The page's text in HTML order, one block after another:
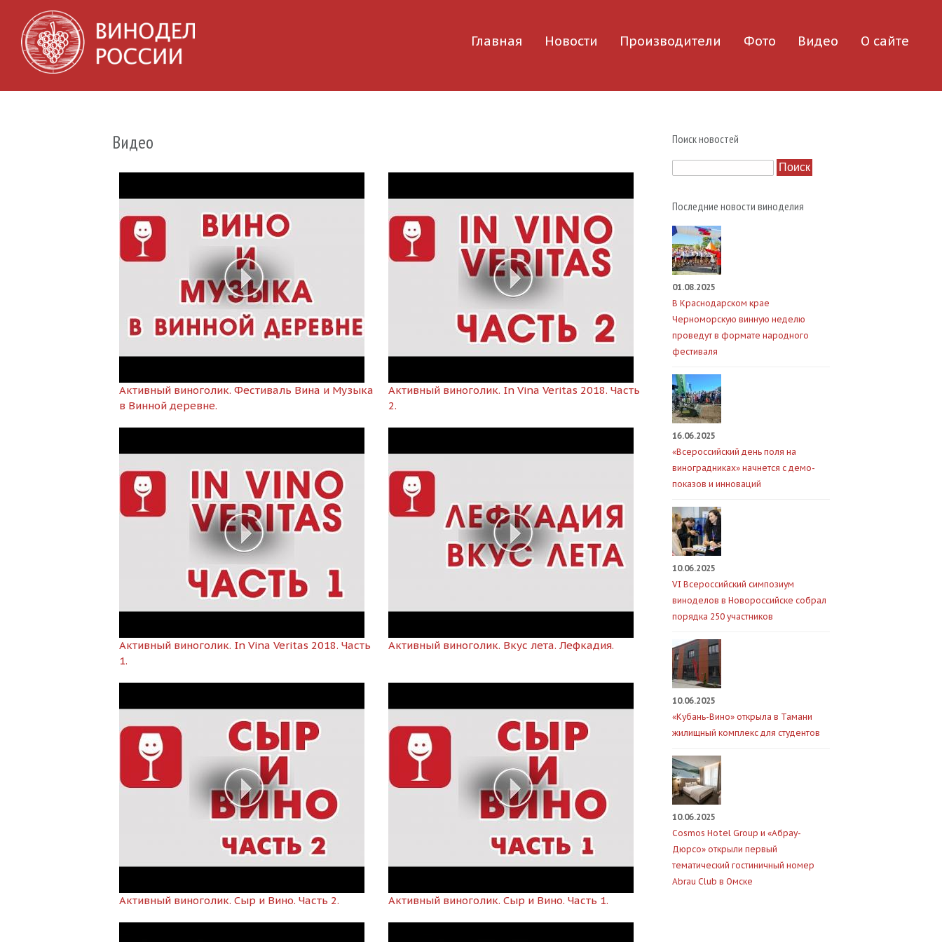
Главная Новости Производители Фото Видео О сайте
Видео
Активный виноголик. Фестиваль Вина и Музыка
в Винной деревне.
Активный виноголик. In Vina Veritas 2018. Часть
2.
Активный виноголик. In Vina Veritas 2018. Часть
1.
Активный виноголик. Вкус лета. Лефкадия.
Активный виноголик. Сыр и Вино. Часть 2. Активный виноголик. Сыр и Вино. Часть 1.
Поиск новостей
Последние новости виноделия
01.08.2025
В Краснодарском крае
Черноморскую винную неделю
проведут в формате народного
фестиваля
16.06.2025
«Всероссийский день поля на
виноградниках» начнется с демо-
показов и инноваций
10.06.2025
VI Всероссийский симпозиум
виноделов в Новороссийске собрал
порядка 250 участников
10.06.2025
«Кубань-Вино» открыла в Тамани
жилищный комплекс для студентов
10.06.2025
Cosmos Hotel Group и «Абрау-
Дюрсо» открыли первый
тематический гостиничный номер
Abrau Club в Омске